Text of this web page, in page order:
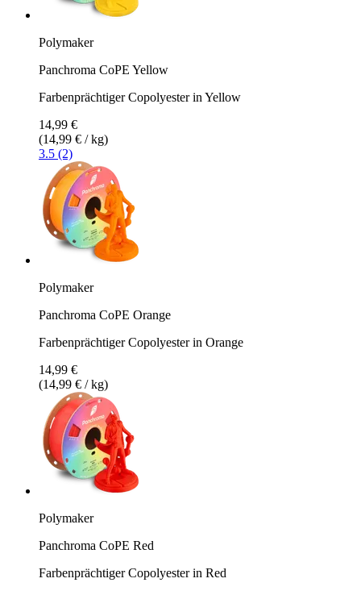
Polymaker
Panchroma CoPE Yellow
Farbenprächtiger Copolyester in Yellow
14,99 €
(14,99 € / kg)
3.5 (2)
Polymaker
Panchroma CoPE Orange
Farbenprächtiger Copolyester in Orange
14,99 €
(14,99 € / kg)
Polymaker
Panchroma CoPE Red
Farbenprächtiger Copolyester in Red